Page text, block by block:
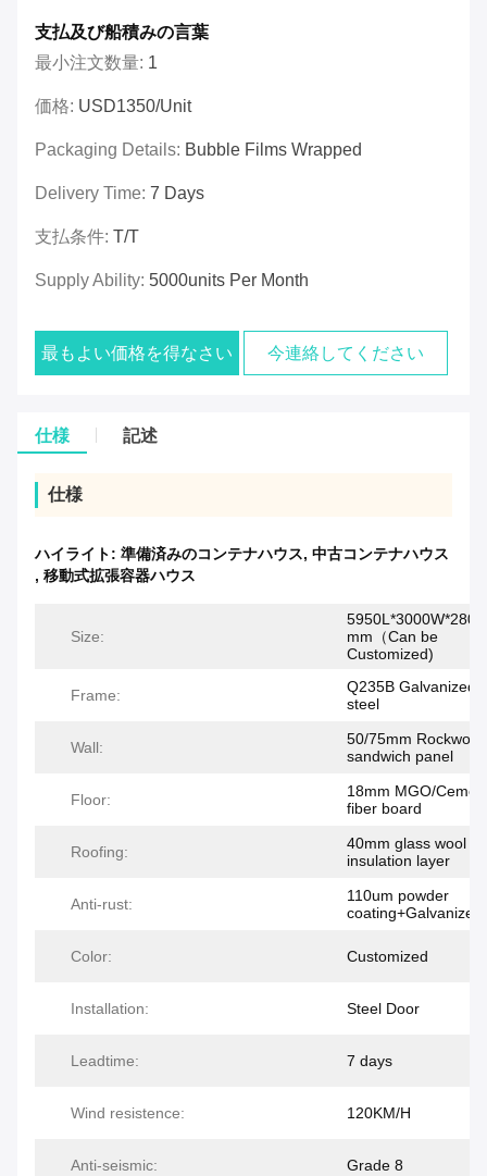
支払及び船積みの言葉
最小注文数量: 1
価格: USD1350/unit
Packaging Details: Bubble Films Wrapped
Delivery Time: 7 Days
支払条件: T/T
Supply Ability: 5000units Per Month
最もよい価格を得なさい 今連絡してください
仕様 記述
仕様
ハイライト: 準備済みのコンテナハウス, 中古コンテナハウス
, 移動式拡張容器ハウス
Size:
mm（Can be
Customized)
Frame:
Q235B Galvanized
steel
Wall:
50/75mm Rockwool
sandwich panel
Floor:
18mm MGO/
fiber board
Roofing:
40mm glass wool
insulation layer
Anti-rust:
110um powder
coating+Galvanized
Color: Customized
Installation: Steel Door
Leadtime: 7 days
Wind resistence: 120KM/H
Anti-seismic: Grade 8